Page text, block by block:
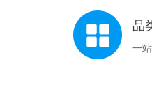
品
一